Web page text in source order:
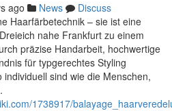
ago News
Discuss
Haarfärbetechnik – sie ist eine
nahe Frankfurt zu einem
präzise Handarbeit, hochwertige
für typgerechtes Styling
sind wie die Menschen,
1738917/